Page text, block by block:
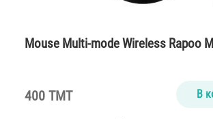
Mouse Multi-mode Wireless Rapoo
400 TMT В